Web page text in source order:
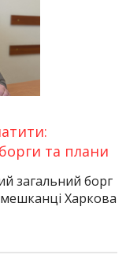
та плани
загальний борг
Харкова